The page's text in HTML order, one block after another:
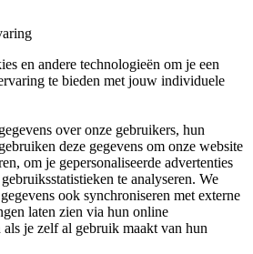
en andere technologieën om je een
te bieden met jouw individuele
over onze gebruikers, hun
deze gegevens om onze website
om je gepersonaliseerde advertenties
te analyseren. We
ook synchroniseren met externe
laten zien via hun online
als je zelf al gebruik maakt van hun